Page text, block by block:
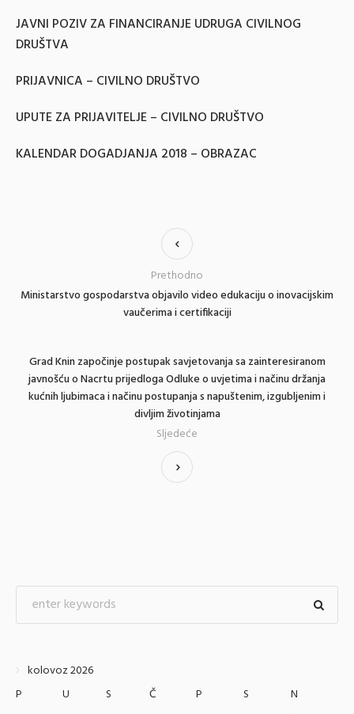
JAVNI POZIV ZA FINANCIRANJE UDRUGA CIVILNOG
DRUŠTVA
PRIJAVNICA – CIVILNO DRUŠTVO
UPUTE ZA PRIJAVITELJE – CIVILNO DRUŠTVO
KALENDAR DOGADJANJA 2018 – OBRAZAC
Ministarstvo gospodarstva objavilo video edukaciju o inovacijskim
vaučerima i certifikaciji
Prethodno
Grad Knin započinje postupak savjetovanja sa zainteresiranom
javnošću o Nacrtu prijedloga Odluke o uvjetima i načinu držanja
kućnih ljubimaca i načinu postupanja s napuštenim, izgubljenim i
divljim životinjama
Sljedeće
kolovoz 2026
P
U S Č P S
N